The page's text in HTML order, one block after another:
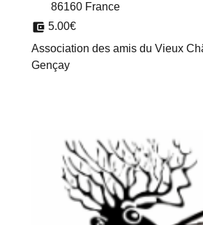
86160 France
account_balance_wallet 5.00€
Association des amis du Vieux
Gençay